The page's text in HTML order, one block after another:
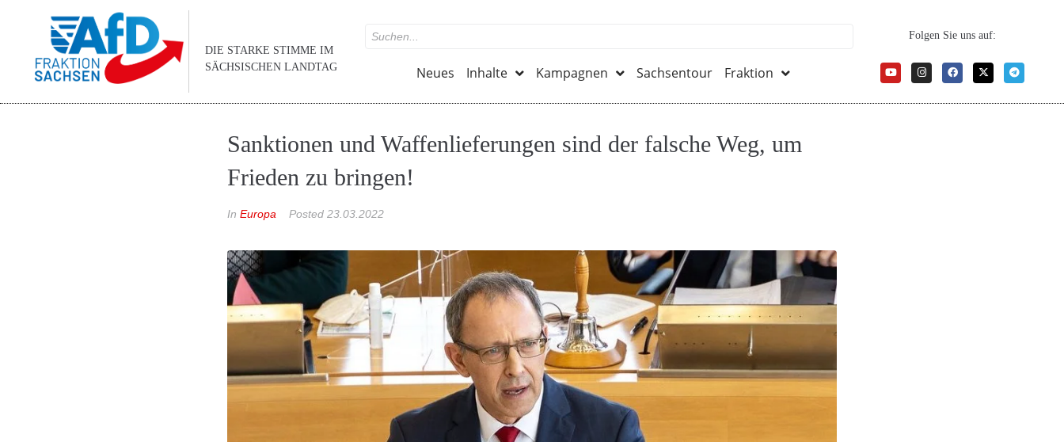
DIE STARKE STIMME IM
SÄCHSISCHEN LANDTAG
Neues Inhalte Kampagnen Sachsentour Fraktion
Folgen Sie uns auf:
Sanktionen und Waffenlieferungen sind der falsche Weg, um
Frieden zu bringen!
In Europa Posted 23.03.2022